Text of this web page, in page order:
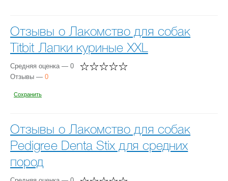
Отзывы о Лакомство для собак
Titbit Лапки куриные XXL
Средняя оценка — 0
Отзывы — 0
Сохранить
Отзывы о Лакомство для собак
Pedigree Denta Stix для средних
пород